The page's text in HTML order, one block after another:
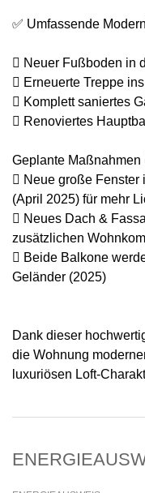
✅ Umfassende
 Neuer Fußboden in
 Erneuerte Treppe
 Komplett saniertes
 Renoviertes
Geplante Maßnahmen
 Neue große Fenster
(April 2025) für mehr
 Neues Dach &
zusätzlichen
 Beide Balkone
Geländer (2025)
Dank dieser
die Wohnung
luxuriösen Loft-